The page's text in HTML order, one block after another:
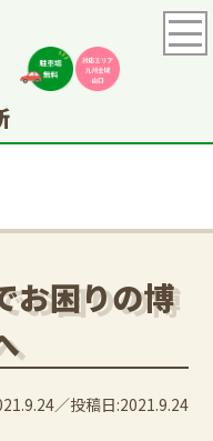
お困りの博
投稿日:2021.9.24